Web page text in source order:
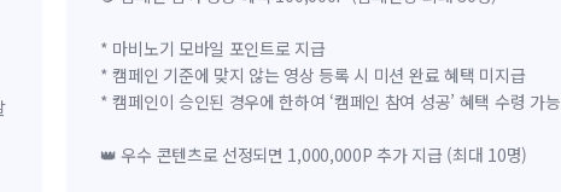
* 마비노기 모바일 포인트로 지급
* 캠페인 기준에 맞지 않는 영상 등록 시 미션 완료 혜택 미지급
* 캠페인이 승인된 경우에 한하여 ‘캠페인 참여 성공’ 혜택 수령 가능
👑 우수 콘텐츠로 선정되면 1,000,000P 추가 지급 (최대 10명)